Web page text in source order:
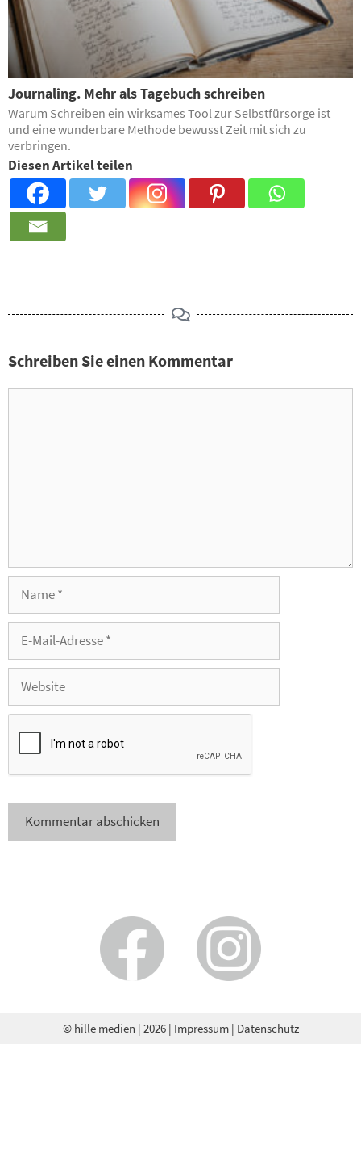
Journaling. Mehr als Tagebuch schreiben
Warum Schreiben ein wirksames Tool zur Selbstfürsorge ist
und eine wunderbare Methode bewusst Zeit mit sich zu
verbringen.
Diesen Artikel teilen
Schreiben Sie einen Kommentar
© hille medien | 2026 | Impressum| Datenschutz